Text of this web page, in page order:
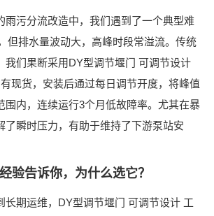
雨污分流改造中，我们遇到了一个典型难
但排水量波动大，高峰时段常溢流。传统
我们果断采用DY型调节堰门 可调节设计
现货，安装后通过每日调节开度，将峰值
围内，连续运行3个月低故障率。尤其在暴
了瞬时压力，有助于维持了下游泵站安
验告诉你，为什么选它？
期运维， DY型调节堰门 可调节设计 工